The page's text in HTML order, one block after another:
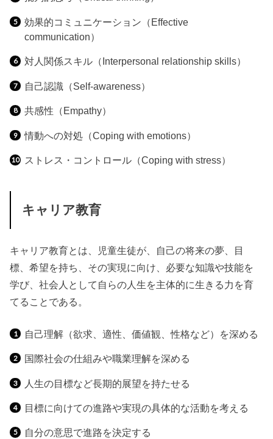
効果的コミュニケーション（Effective
communication）
対人関係スキル（ Interpersonal relationship skills）
自己認識（Self-awareness）
共感性（ Empathy）
情動への対処（Coping with emotions）
ストレス・コントロール（Coping with stress）
キャリア教育
キャリア教育とは、児童生徒が、自己の将来の夢、目
標、希望を持ち、その実現に向け、必要な知識や技能を
学び、社会人として自らの人生を主体的に生きる力を育
てることである。
自己理解（欲求、適性、価値観、性格など）を深める
国際社会の仕組みや職業理解を深める
人生の目標など長期的展望を持たせる
目標に向けての進路や実現の具体的な活動を考える
自分の意思で進路を決定する